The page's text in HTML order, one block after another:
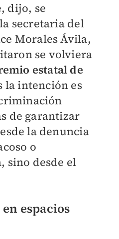
dijo, se
secretaria del
Morales Ávila,
se volviera
estatal de
la intención es
de garantizar
la denuncia
o
sino desde el
espacios